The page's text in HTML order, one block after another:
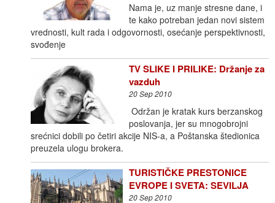
Nama je, uz manje stresne dane, i
te kako potreban jedan novi sistem
vrednosti, kult rada i odgovornosti, osećanje perspektivnosti,
svođenje
TV SLIKE I PRILIKE: Držanje za
vazduh
20 Sep 2010
Održan je kratak kurs berzanskog
poslovanja, jer su mnogobrojni
srećnici dobili po četiri akcije NIS-a, a Poštanska štedionica
preuzela ulogu brokera.
TURISTIČKE PRESTONICE
EVROPE I SVETA: SEVILJA
20 Sep 2010